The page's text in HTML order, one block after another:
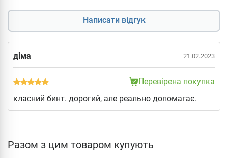
Написати відгук
діма 21.02.2023
Перевірена покупка
класний бинт. дорогий, але реально допомагає.
Разом з цим товаром купують